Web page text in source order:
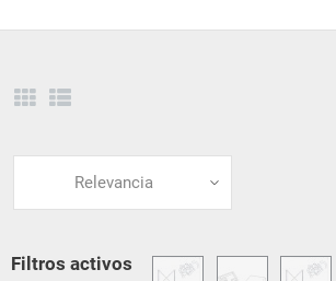
Relevancia
Filtros activos